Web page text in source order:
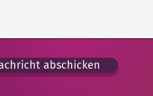
abschicken